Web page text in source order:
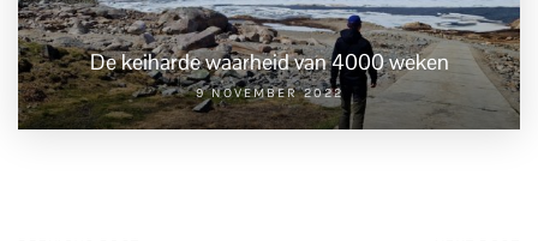
De keiharde waarheid van 4000 weken
9 NOVEMBER 2022